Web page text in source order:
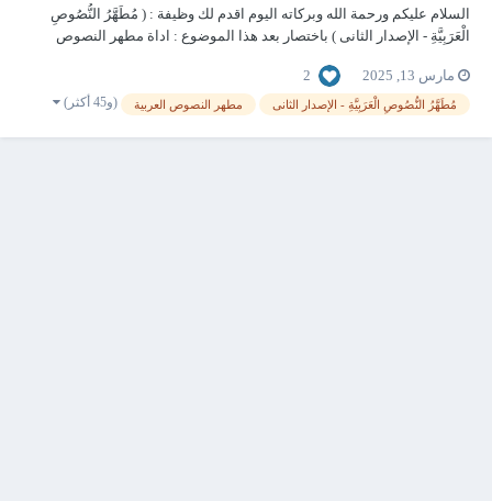
السلام عليكم ورحمة الله وبركاته اليوم اقدم لك وظيفة : ( مُطَهَّرُ النُّصُوصِ
الْعَرَبِيَّةِ - الإصدار الثانى ) باختصار بعد هذا الموضوع : اداة مطهر النصوص
العربية (وغيرها) بكفاءة عالية مع دعم...
مارس 13, 2025 2
مُطَهَّرُ النُّصُوصِ الْعَرَبِيَّةِ - الإصدار الثانى مطهر النصوص العربية (و45 أكثر)